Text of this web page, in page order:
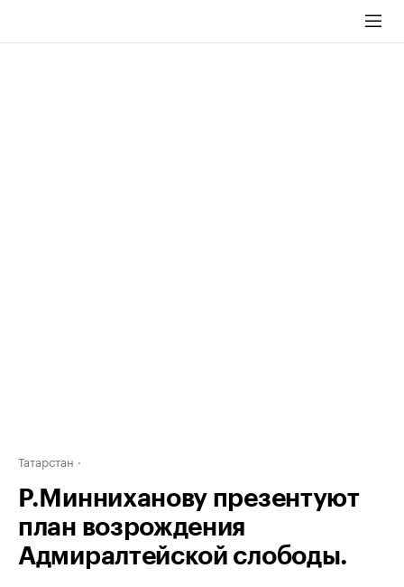
Татарстан
Р.Минниханову презентуют
план возрождения
Адмиралтейской слободы.